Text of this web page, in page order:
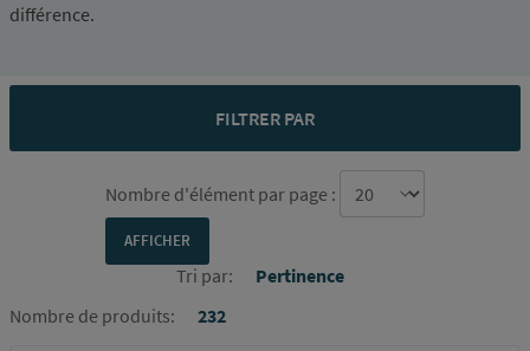
différence.
FILTRER PAR
Nombre de produits: 232
Nombre d'élément par page :
Tri par: Pertinence